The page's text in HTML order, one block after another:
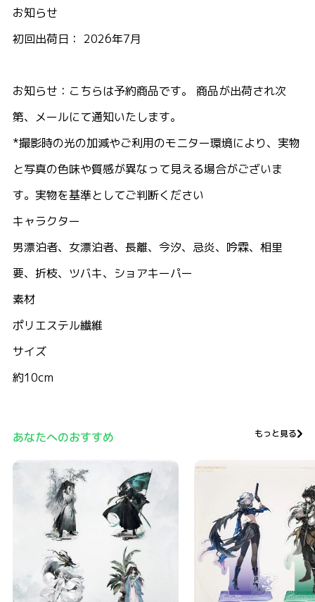
お知らせ
初回出荷日： 2026年7月
お知らせ：こちらは予約商品です。 商品が出荷され次
第、メールにて通知いたします。
*撮影時の光の加減やご利用のモニター環境により、実物
と写真の色味や質感が異なって見える場合がございま
す。実物を基準としてご判断ください
キャラクター
男漂泊者、女漂泊者、長離、今汐、忌炎、吟霖、相里
要、折枝、ツバキ、ショアキーパー
素材
ポリエステル繊維
サイズ
約10cm
あなたへのおすすめ もっと見る